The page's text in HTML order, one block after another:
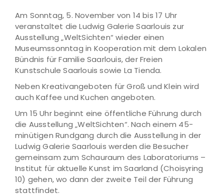
Am Sonntag, 5. November von 14 bis 17 Uhr
veranstaltet die Ludwig Galerie Saarlouis zur
Ausstellung „WeltSichten“ wieder einen
Museumssonntag in Kooperation mit dem Lokalen
Bündnis für Familie Saarlouis, der Freien
Kunstschule Saarlouis sowie La Tienda.
Neben Kreativangeboten für Groß und Klein wird
auch Kaffee und Kuchen angeboten.
Um 15 Uhr beginnt eine öffentliche Führung durch
die Ausstellung „WeltSichten“. Nach einem 45-
minütigen Rundgang durch die Ausstellung in der
Ludwig Galerie Saarlouis werden die Besucher
gemeinsam zum Schauraum des Laboratoriums –
Institut für aktuelle Kunst im Saarland (Choisyring
10) gehen, wo dann der zweite Teil der Führung
stattfindet.